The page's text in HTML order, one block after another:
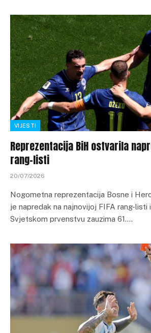
VIJESTI
Reprezentacija BiH ostvarila
rang-listi
20/07/2026
Nogometna reprezentacija Bosne i
je napredak na najnovijoj FIFA rang-listi
Svjetskom prvenstvu zauzima 61.…